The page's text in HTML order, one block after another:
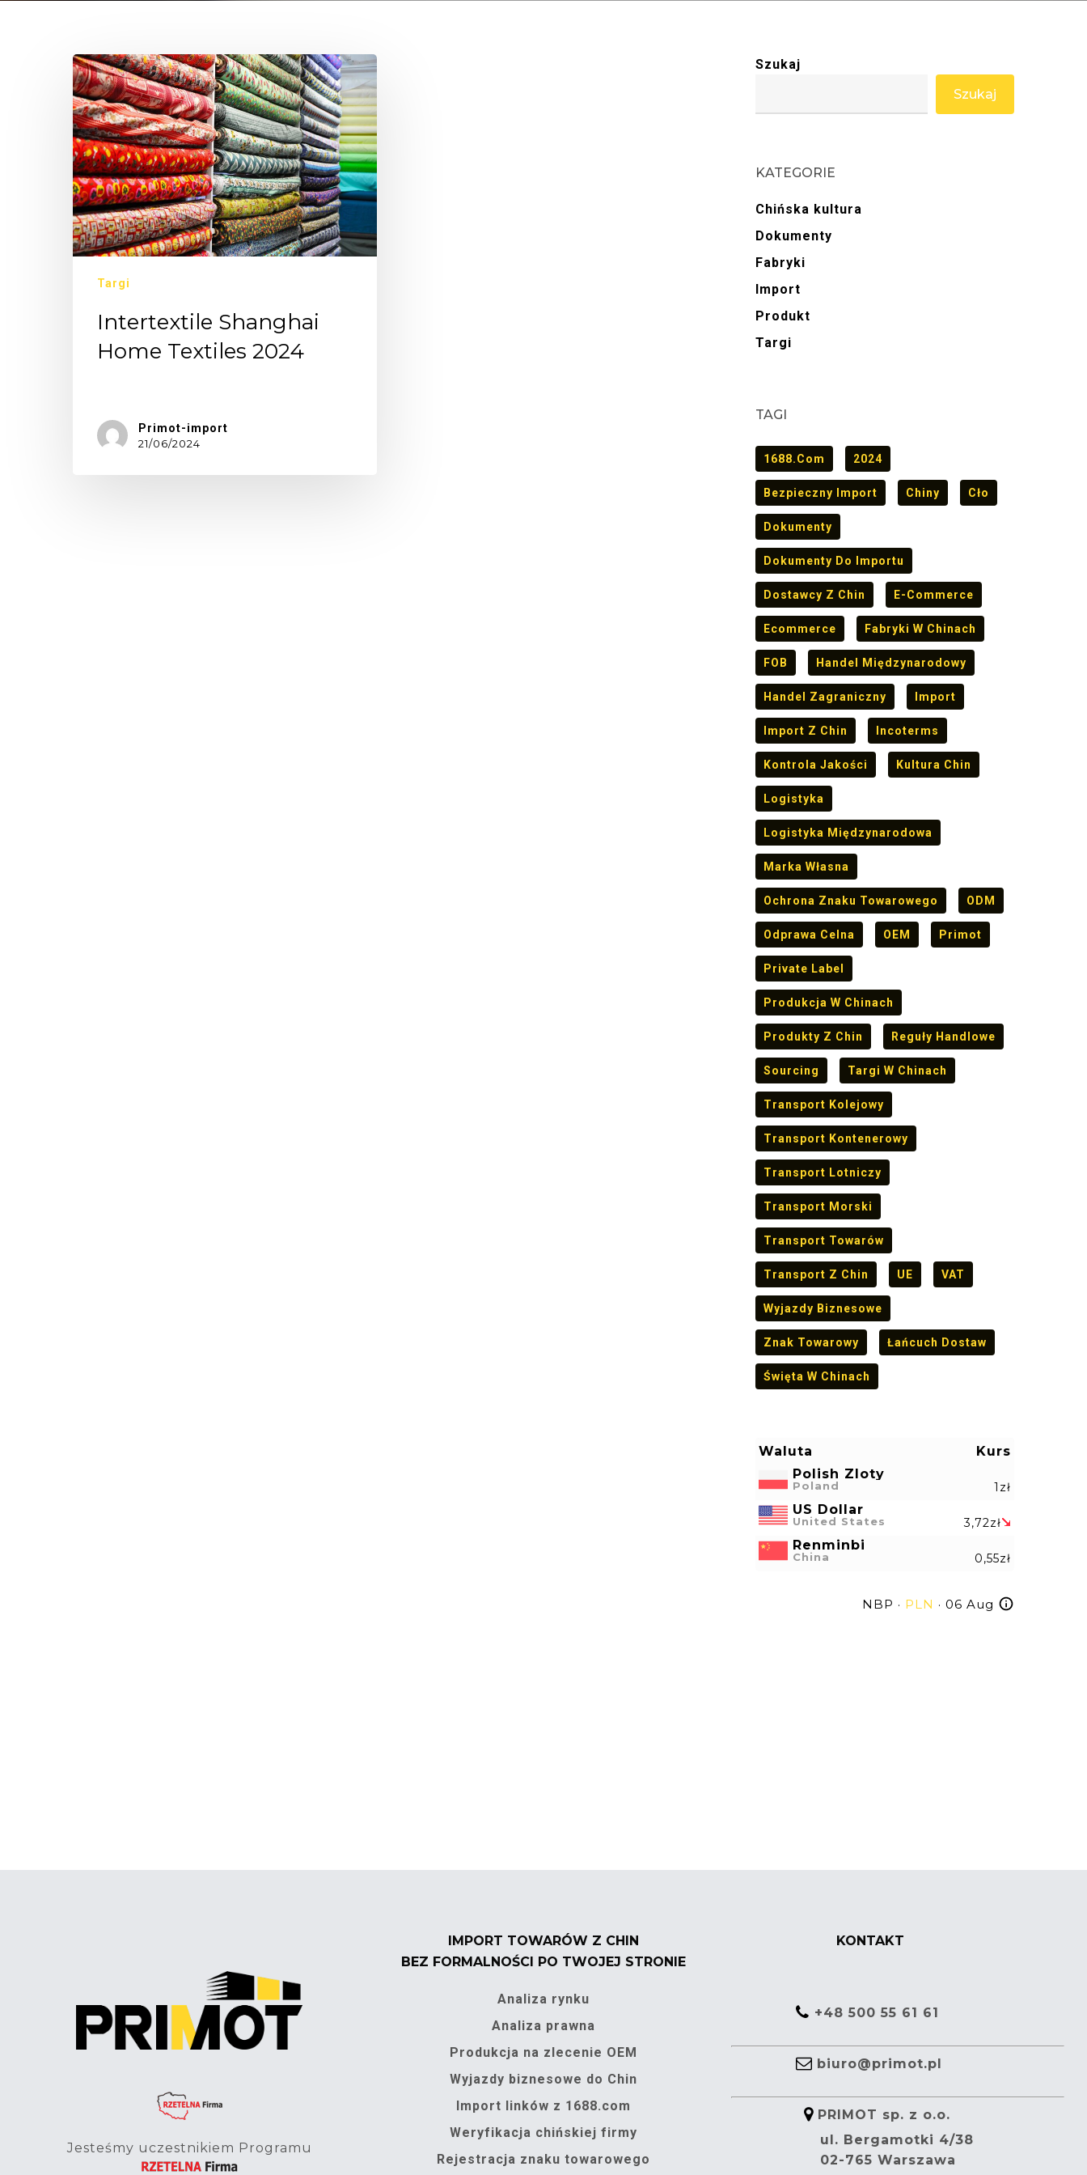
Targi
Intertextile Shanghai
Home Textiles 2024
Primot-import
21/06/2024
Szukaj
Szukaj
KATEGORIE
Chińska kultura
Dokumenty
Fabryki
Import
Produkt
Targi
TAGI
1688.com 2024
Bezpieczny Import Chiny Cło
Dokumenty
Dokumenty Do Importu
Dostawcy Z Chin E-Commerce
Ecommerce Fabryki W Chinach
FOB Handel Międzynarodowy
Handel Zagraniczny Import
Import Z Chin Incoterms
Kontrola Jakości Kultura Chin
Logistyka
Logistyka Międzynarodowa
Marka Własna
Ochrona Znaku Towarowego ODM
Odprawa Celna OEM Primot
Private Label
Produkcja W Chinach
Produkty Z Chin Reguły Handlowe
Sourcing Targi W Chinach
Transport Kolejowy
Transport Kontenerowy
Transport Lotniczy
Transport Morski
Transport Towarów
Transport Z Chin UE VAT
Wyjazdy Biznesowe
Znak Towarowy Łańcuch Dostaw
Święta W Chinach
Waluta
Kurs
Polish Zloty
Poland 1zł
US Dollar
United States 3,72zł
Renminbi
China 0,55zł
NBP · PLN · 06 Aug
Jesteśmy uczestnikiem Programu
IMPORT TOWARÓW Z CHIN
BEZ FORMALNOŚCI PO TWOJEJ STRONIE
Analiza rynku
Analiza prawna
Produkcja na zlecenie OEM
Wyjazdy biznesowe do Chin
Import linków z 1688.com
Weryfikacja chińskiej firmy
Rejestracja znaku towarowego
KONTAKT
+48 500 55 61 61
biuro@primot.pl
PRIMOT sp. z o.o.
ul. Bergamotki 4/38
02-765 Warszawa